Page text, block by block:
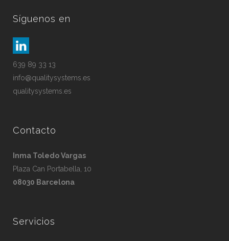
Síguenos en
639 89 33 13
info@qualitysystems.es
qualitysystems.es
Contacto
Inma Toledo Vargas
Plaza Can Portabella, 10
08030 Barcelona
Servicios